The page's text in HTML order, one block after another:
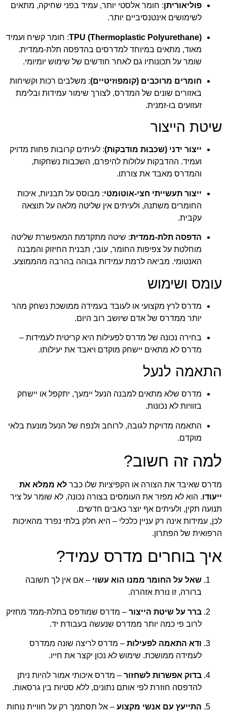
פוליאוריתן: חומר אלסטי יותר, עמיד בפני שחיקה, מתאים
לשימושים אינטנסיביים יותר.
TPU (Thermoplastic Polyurethane): חומר קשיח ועמיד
מאוד, מתאים במיוחד למדרסים בהדפסה תלת-ממדית.
שומר על תכונותיו גם לאחר חודשים של שימוש יומיומי.
חומרים מרוכבים (קומפוזיטיים): משלבים רכות וקשיחות
באזורים שונים של המדרס, לצורך שימור עמידות ובלימת
זעזועים בו-זמנית.
שיטת הייצור
ייצור ידני (שכבות מודבקות): לעיתים קרובות פחות מדויק
ועמיד. ההדבקות עלולות להיפרם, השכבות נשחקות,
והמדרס מאבד את צורתו.
ייצור תעשייתי חצי-אוטומטי: מבוסס על תבניות, איכות
החומרים משתנה, ולעיתים אין שליטה מלאה על תוצאה
עקבית.
הדפסה תלת-ממדית: שיטה מתקדמת המאפשרת שליטה
מוחלטת על צפיפות החומר, עובי, תבנית החיזוק והמבנה
האנטומי. מביאה לרמת עמידות גבוהה בהרבה מהממוצע.
עומס ושימוש
מדרס לרץ מקצועי או לעובד בעמידה ממושכת נשחק מהר
יותר ממדרס של אדם שיושב רוב היום.
בחירה נכונה של מדרס לפעילות היא קריטית לעמידות –
מדרס לא מתאים יישחק מוקדם ויאבד את יעילותו.
התאמה לנעל
מדרס שלא מתאים למבנה הנעל יימעך, יתקפל או יישחק
בזוויות לא נכונות.
התאמה מדויקת לגובה, לרוחב ולנפח של הנעל מונעת בלאי
מוקדם.
למה זה חשוב?
מדרס שאיבד את הצורה או הקפיציות שלו כבר לא ממלא את
ייעודו. הוא לא מפזר את העומסים בצורה נכונה, לא שומר על ציר
תנועה תקין, ולעיתים אף יוצר כאבים חדשים.
לכן, עמידות אינה רק עניין כלכלי – היא חלק בלתי נפרד מהאיכות
הרפואית של הפתרון.
איך בוחרים מדרס עמיד?
שאל על החומר ממנו הוא עשוי – אם אין לך תשובה
ברורה, זו נורת אזהרה.
ברר על שיטת הייצור – מדרס שמודפס בתלת-ממד מחזיק
לרוב פי כמה יותר ממדרס שנעשה בעבודת יד.
ודא התאמה לפעילות – מדרס לריצה שונה ממדרס
לעמידה ממושכת. שימוש לא נכון יקצר את חייו.
בדוק אפשרות לשחזור – מדרס איכותי אמור להיות ניתן
להדפסה חוזרת לפי אותם נתונים, ללא סטיות בין גרסאות.
התייעץ עם אנשי מקצוע – אל תסתמך רק על חוויית נוחות